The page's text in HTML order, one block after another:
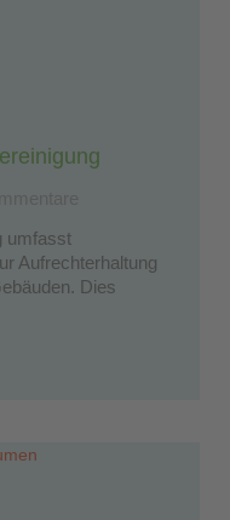
umfasst
Aufrechterhaltung
Dies